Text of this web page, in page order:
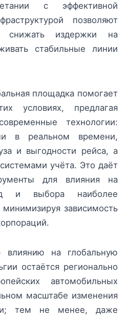
с эффективной
позволяют
снижать издержки на
стабильные линии
площадка помогает
условиях, предлагая
технологии:
в реальном времени,
и выгодности рейса, а
учёта. Это даёт
для влияния на
и выбора наиболее
зависимость
влиянию на глобальную
остаётся регионально
автомобильных
масштабе изменения
тем не менее, даже